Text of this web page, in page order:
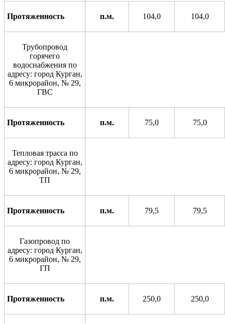
Протяженность п.м. 104,0 104,0
Трубопровод
горячего
водоснабжения по
адресу: город Курган,
6 микрорайон, № 29,
ГВС
Протяженность п.м. 75,0 75,0
Тепловая трасса по
адресу: город Курган,
6 микрорайон, № 29,
ТП
Протяженность п.м. 79,5 79,5
Газопровод по
адресу: город Курган,
6 микрорайон, № 29,
ГП
Протяженность п.м. 250,0 250,0